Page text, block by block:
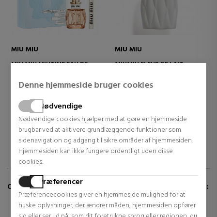
Denne hjemmeside bruger cookies
Nødvendige
Nødvendige cookies hjælper med at gøre en hjemmeside
brugbar ved at aktivere grundlæggende funktioner som
sidenavigation og adgang til sikre områder af hjemmesiden.
Hjemmesiden kan ikke fungere ordentligt uden disse
cookies.
Præferencer
Præferencecookies giver en hjemmeside mulighed for at
huske oplysninger, der ændrer måden, hjemmesiden opfører
LAIT
MIU MIU L'EAU ROSÉE
Eau de Toilette
Regular price $154.85
MIU MIU L’EAU
CUSTOMERS WHO BUY THIS ITEM ALSO BOUGHT: